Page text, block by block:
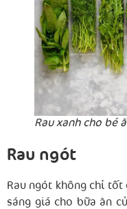
Rau xanh cho bé
Rau ngót
Rau ngót không chỉ tốt
sáng giá cho bữa ăn